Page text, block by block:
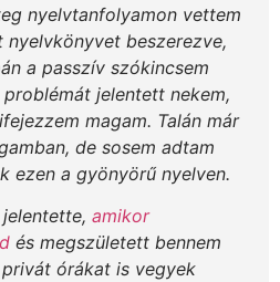
nyelvtanfolyamon vettem
beszerezve,
a passzív szókincsem
jelentett nekem,
magam. Talán már
de sosem adtam
ezen a gyönyörű nyelven.
amikor
és megszületett bennem
órákat is vegyek